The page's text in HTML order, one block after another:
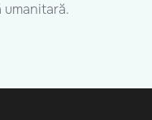
umanitară.